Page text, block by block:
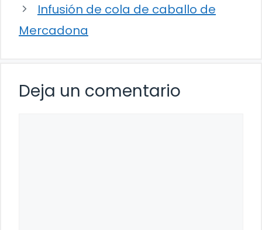
Infusión de cola de caballo de
Mercadona
Deja un comentario